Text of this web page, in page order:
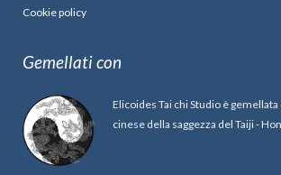
Cookie policy
Gemellati con
Elicoides Tai chi Studio è
cinese della saggezza del Taiji -